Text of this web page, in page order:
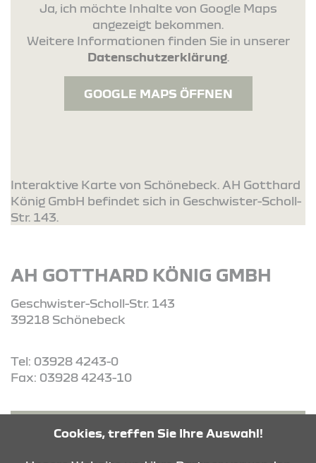
Ja, ich möchte Inhalte von Google Maps
angezeigt bekommen.
Weitere Informationen finden Sie in unserer
Datenschutzerklärung.
GOOGLE MAPS ÖFFNEN
Interaktive Karte von Schönebeck. AH Gotthard
König GmbH befindet sich in Geschwister-Scholl-
Str. 143.
AH GOTTHARD KÖNIG GMBH
Geschwister-Scholl-Str. 143
39218 Schönebeck
Tel: 03928 4243-0
Fax: 03928 4243-10
ROUTE PLANEN
Cookies, treffen Sie Ihre Auswahl!